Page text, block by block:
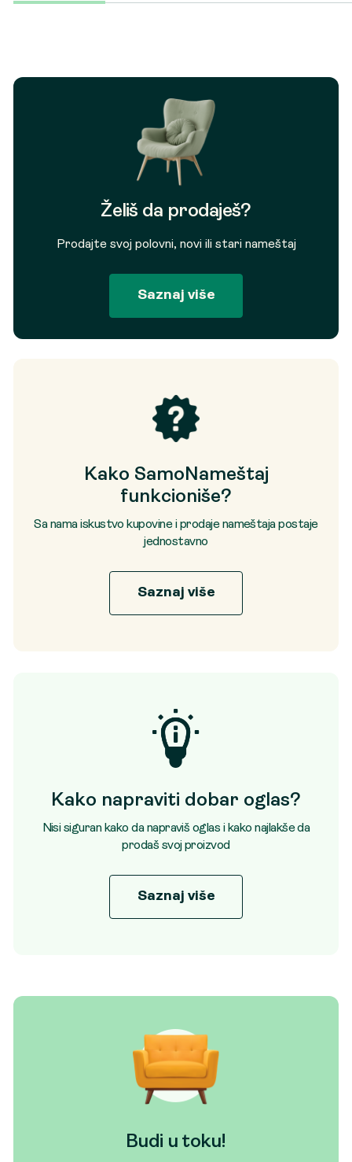
Želiš da prodaješ?
Prodajte svoj polovni, novi ili stari nameštaj
Saznaj više
Kako SamoNameštaj
funkcioniše?
Sa nama iskustvo kupovine i prodaje nameštaja postaje
jednostavno
Saznaj više
Kako napraviti dobar oglas?
Nisi siguran kako da napraviš oglas i kako najlakše da
prodaš svoj proizvod
Saznaj više
Budi u toku!